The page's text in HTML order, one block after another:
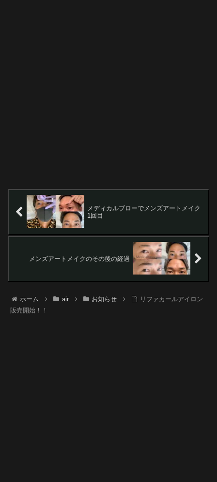
メディカルブローでメンズアートメイク
1回目
メンズアートメイクのその後の経過
ホーム air お知らせ
リファカールアイロン
販売開始！！